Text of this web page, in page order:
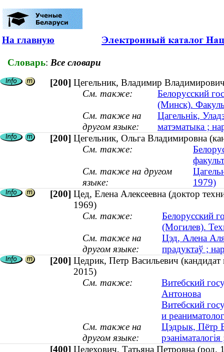
На главную
Словарь: Все словари
[200] Цегельник, Владимир
См. также:
Белорусский
(Минск).
См. также на
другом языке:
Цагельнік,
матэматыка ;
[200] Цегельник, Ольга Владимировна
См. также:
См. также на другом
языке:
1979)
[200] Цед, Елена Алексеевна (доктор
1969)
См. также:
Белорусский
(Могилев).
См. также на
другом языке:
Цэд, Алена
прадуктаў ;
[200] Цедрик, Петр Васильевич
2015)
См. также:
Витебский
Антонова
Витебский
и
См. также на
другом языке:
Цэдрык, Пётр
[400] Целехович, Татьяна Петровна